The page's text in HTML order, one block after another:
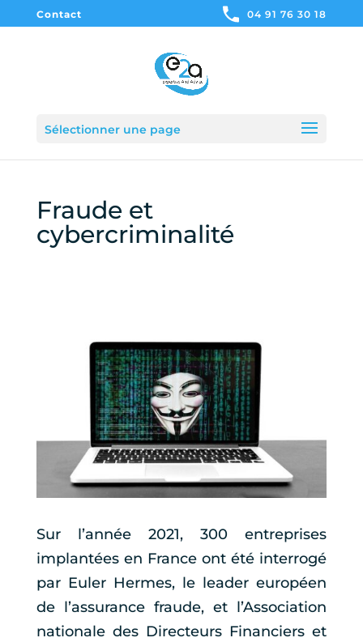
Contact 04 91 76 30 18
Sélectionner une page
Fraude et
cybercriminalité
Sur l’année 2021, 300 entreprises
implantées en France ont été interrogé
par Euler Hermes, le leader européen
de l’assurance fraude, et l’Association
nationale des Directeurs Financiers et